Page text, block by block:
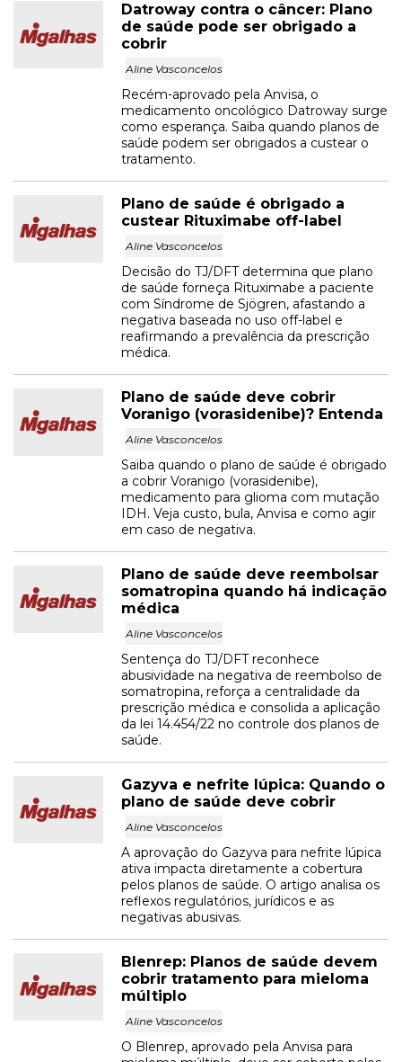
Datroway contra o câncer: Plano
de saúde pode ser obrigado a
cobrir
Aline Vasconcelos
Recém-aprovado pela Anvisa, o
medicamento oncológico Datroway surge
como esperança. Saiba quando planos de
saúde podem ser obrigados a custear o
tratamento.
Plano de saúde é obrigado a
custear Rituximabe off-label
Aline Vasconcelos
Decisão do TJ/DFT determina que plano
de saúde forneça Rituximabe a paciente
com Síndrome de Sjögren, afastando a
negativa baseada no uso off-label e
reafirmando a prevalência da prescrição
médica.
Plano de saúde deve cobrir
Voranigo (vorasidenibe)? Entenda
Aline Vasconcelos
Saiba quando o plano de saúde é obrigado
a cobrir Voranigo (vorasidenibe),
medicamento para glioma com mutação
IDH. Veja custo, bula, Anvisa e como agir
em caso de negativa.
Plano de saúde deve reembolsar
somatropina quando há indicação
médica
Aline Vasconcelos
Sentença do TJ/DFT reconhece
abusividade na negativa de reembolso de
somatropina, reforça a centralidade da
prescrição médica e consolida a aplicação
da lei 14.454/22 no controle dos planos de
saúde.
Gazyva e nefrite lúpica: Quando o
plano de saúde deve cobrir
Aline Vasconcelos
A aprovação do Gazyva para nefrite lúpica
ativa impacta diretamente a cobertura
pelos planos de saúde. O artigo analisa os
reflexos regulatórios, jurídicos e as
negativas abusivas.
Blenrep: Planos de saúde devem
cobrir tratamento para mieloma
múltiplo
Aline Vasconcelos
O Blenrep, aprovado pela Anvisa para